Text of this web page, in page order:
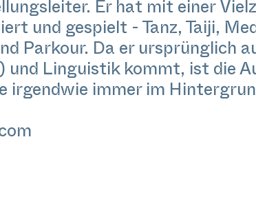
Er hat mit einer
und gespielt - Tanz, Taiji,
Parkour. Da er ursprünglich
und Linguistik kommt, ist die
irgendwie immer im